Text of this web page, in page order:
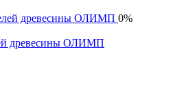
0%
древесины ОЛИМП